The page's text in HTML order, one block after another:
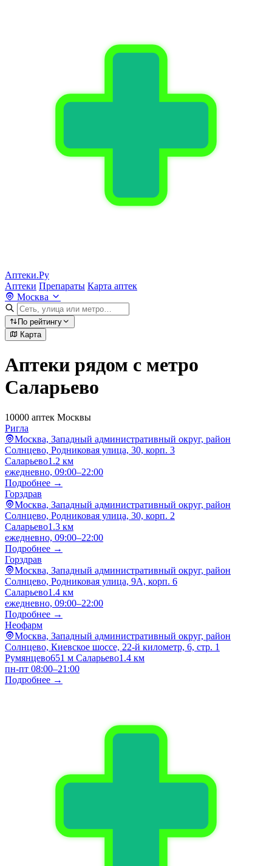
Аптеки.Ру
Аптеки Препараты Карта аптек
Москва
По рейтингу
Карта
Аптеки рядом с метро
Саларьево
10000 аптек Москвы
Ригла
Москва, Западный административный округ, район
Солнцево, Родниковая улица, 30, корп. 3
Саларьево1.2 км
ежедневно, 09:00–22:00
Подробнее →
Горздрав
Москва, Западный административный округ, район
Солнцево, Родниковая улица, 30, корп. 2
Саларьево1.3 км
ежедневно, 09:00–22:00
Подробнее →
Горздрав
Москва, Западный административный округ, район
Солнцево, Родниковая улица, 9А, корп. 6
Саларьево1.4 км
ежедневно, 09:00–22:00
Подробнее →
Неофарм
Москва, Западный административный округ, район
Солнцево, Киевское шоссе, 22-й километр, 6, стр. 1
Румянцево651 м Саларьево1.4 км
пн-пт 08:00–21:00
Подробнее →